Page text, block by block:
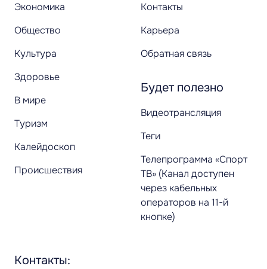
Экономика
Общество
Культура
Здоровье
В мире
Туризм
Калейдоскоп
Происшествия
Контакты
Карьера
Обратная связь
Будет полезно
Видеотрансляция
Теги
Телепрограмма «Спорт
ТВ» (Канал доступен
через кабельных
операторов на 11-й
кнопке)
Контакты: